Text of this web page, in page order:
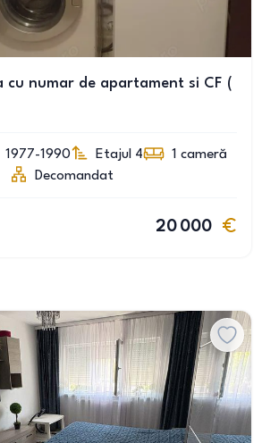
cu numar de apartament si CF (
1977-1990 Etajul 4 1 cameră
Decomandat
20 000